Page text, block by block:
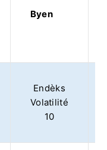
Byen
Endèks
Volatilité
10